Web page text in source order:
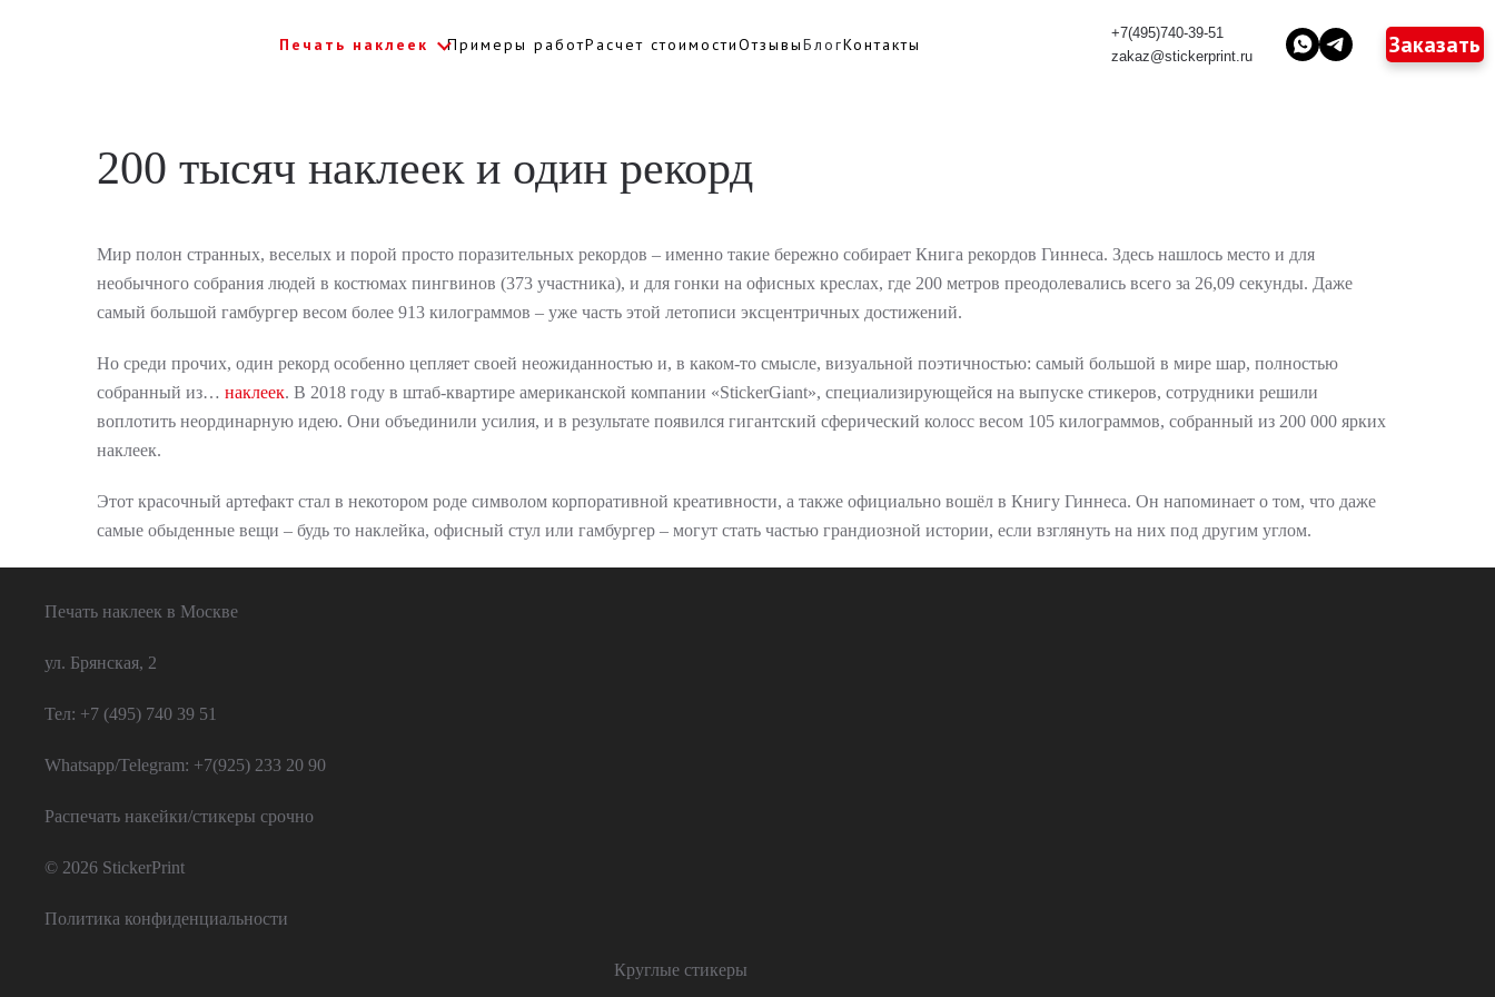
Печать наклеек Примеры работРасчет стоимостиОтзывыБлогКонтакты
+7(495)740-39-51
zakaz@stickerprint.ru
Заказать
200 тысяч наклеек и один рекорд
Мир полон странных, веселых и порой просто поразительных рекордов – именно такие бережно собирает Книга рекордов Гиннеса. Здесь нашлось место и для
необычного собрания людей в костюмах пингвинов (373 участника), и для гонки на офисных креслах, где 200 метров преодолевались всего за 26,09 секунды. Даже
самый большой гамбургер весом более 913 килограммов – уже часть этой летописи эксцентричных достижений.
Но среди прочих, один рекорд особенно цепляет своей неожиданностью и, в каком-то смысле, визуальной поэтичностью: самый большой в мире шар, полностью
собранный из… наклеек. В 2018 году в штаб-квартире американской компании «StickerGiant», специализирующейся на выпуске стикеров, сотрудники решили
воплотить неординарную идею. Они объединили усилия, и в результате появился гигантский сферический колосс весом 105 килограммов, собранный из 200 000 ярких
наклеек.
Этот красочный артефакт стал в некотором роде символом корпоративной креативности, а также официально вошёл в Книгу Гиннеса. Он напоминает о том, что даже
самые обыденные вещи – будь то наклейка, офисный стул или гамбургер – могут стать частью грандиозной истории, если взглянуть на них под другим углом.
Печать наклеек в Москве
ул. Брянская, 2
Тел: +7 (495) 740 39 51
Whatsapp/Telegram: +7(925) 233 20 90
Распечать накейки/стикеры срочно
© 2026 StickerPrint
Политика конфиденциальности
Круглые стикеры